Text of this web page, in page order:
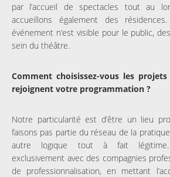
par l’accueil de spectacles tout au
accueillons également des
événement n’est visible pour le public,
sein du théâtre.
Comment choisissez-vous les
rejoignent votre programmation ?
Notre particularité est d’être un lieu
faisons pas partie du réseau de la
autre logique tout à fait légitime.
exclusivement avec des compagnies
de professionnalisation, en mettant